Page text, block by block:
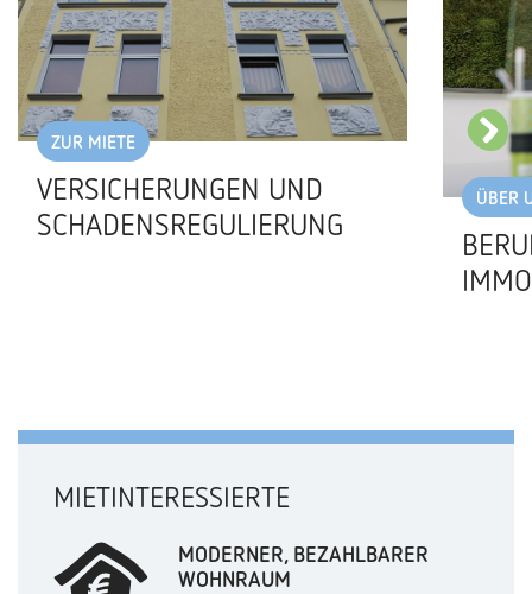
ZUR MIETE
VERSICHERUNGEN UND
SCHADENSREGULIERUNG
ÜBER
MIETINTERESSIERTE
MODERNER, BEZAHLBARER
WOHNRAUM